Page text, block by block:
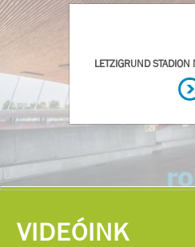
VIDEÓINK